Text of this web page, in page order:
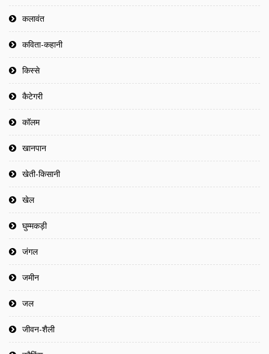
कलावंत
कविता-कहानी
किस्से
कैटेगरी
कॉलम
खानपान
खेती-किसानी
खेल
घुम्मकड़ी
जंगल
जमीन
जल
जीवन-शैली